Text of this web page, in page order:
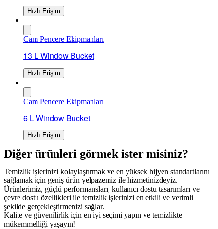
Hızlı Erişim
Cam Pencere Ekipmanları
13 L Window Bucket
Hızlı Erişim
Cam Pencere Ekipmanları
6 L Window Bucket
Hızlı Erişim
Diğer ürünleri görmek ister misiniz?
Temizlik işlerinizi kolaylaştırmak ve en yüksek hijyen standartlarını
sağlamak için geniş ürün yelpazemiz ile hizmetinizdeyiz.
Ürünlerimiz, güçlü performansları, kullanıcı dostu tasarımları ve
çevre dostu özellikleri ile temizlik işlerinizi en etkili ve verimli
şekilde gerçekleştirmenizi sağlar.
Kalite ve güvenilirlik için en iyi seçimi yapın ve temizlikte
mükemmelliği yaşayın!